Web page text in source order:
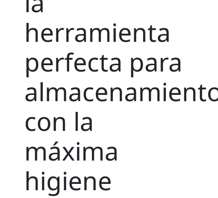
herramienta
perfecta para
con la
máxima
higiene